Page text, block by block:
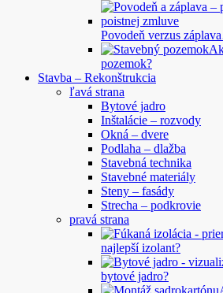
Povodeň verzus
pozemok?
Stavba – Rekonštrukcia
ľavá strana
Bytové jadro
Inštalácie – rozvody
Okná – dvere
Podlaha – dlažba
Stavebná technika
Stavebné materiály
Steny – fasády
Strecha – podkrovie
pravá strana
najlepší izolant?
bytové jadro?